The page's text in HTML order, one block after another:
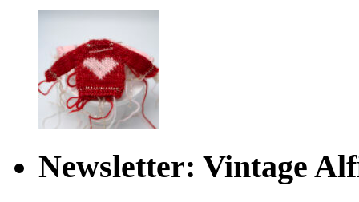
Newsletter: Vintage